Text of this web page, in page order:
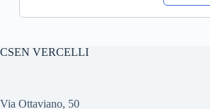
CSEN VERCELLI
Via Ottaviano, 50